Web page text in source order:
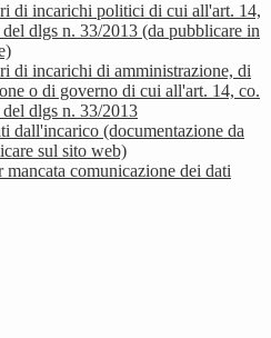
di incarichi politici di cui all'art. 14,
dlgs n. 33/2013 (da pubblicare in
di incarichi di amministrazione, di
o di governo di cui all'art. 14, co.
del dlgs n. 33/2013
dall'incarico (documentazione da
sul sito web)
mancata comunicazione dei dati